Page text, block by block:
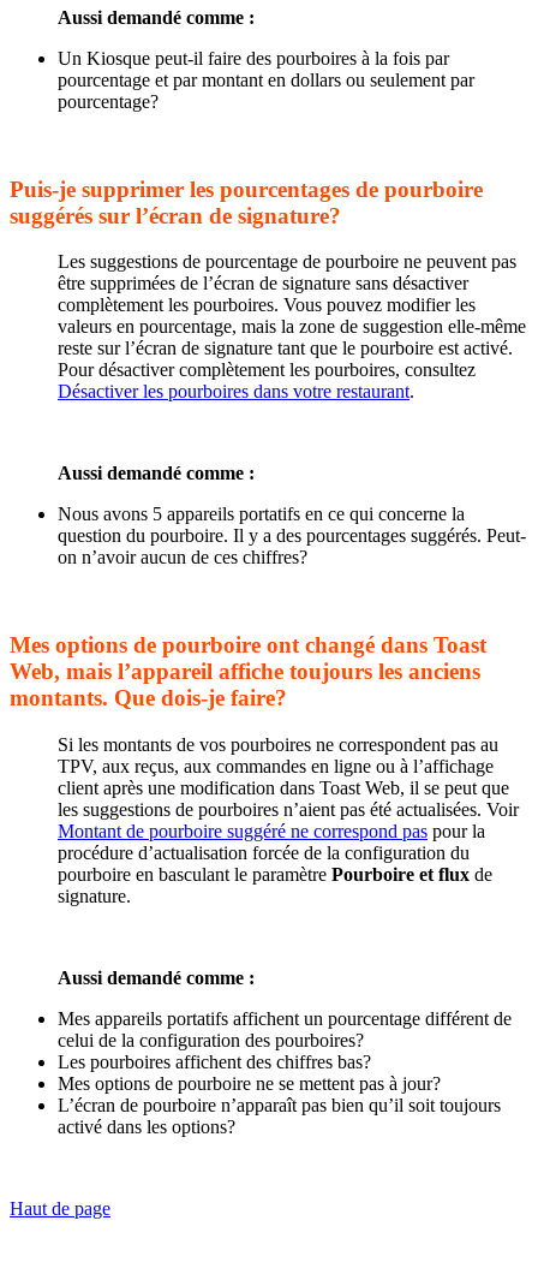
Aussi demandé comme :
Un Kiosque peut-il faire des pourboires à la fois par
pourcentage et par montant en dollars ou seulement par
pourcentage?
Puis-je supprimer les pourcentages de pourboire
suggérés sur l’écran de signature?
Les suggestions de pourcentage de pourboire ne peuvent pas
être supprimées de l’écran de signature sans désactiver
complètement les pourboires. Vous pouvez modifier les
valeurs en pourcentage, mais la zone de suggestion elle-même
reste sur l’écran de signature tant que le pourboire est activé.
Pour désactiver complètement les pourboires, consultez
Désactiver les pourboires dans votre restaurant.
Aussi demandé comme :
Nous avons 5 appareils portatifs en ce qui concerne la
question du pourboire. Il y a des pourcentages suggérés. Peut-
on n’avoir aucun de ces chiffres?
Mes options de pourboire ont changé dans Toast
Web, mais l’appareil affiche toujours les anciens
montants. Que dois-je faire?
Si les montants de vos pourboires ne correspondent pas au
TPV, aux reçus, aux commandes en ligne ou à l’affichage
client après une modification dans Toast Web, il se peut que
les suggestions de pourboires n’aient pas été actualisées. Voir
Montant de pourboire suggéré ne correspond pas pour la
procédure d’actualisation forcée de la configuration du
pourboire en basculant le paramètre Pourboire et flux de
signature.
Aussi demandé comme :
Mes appareils portatifs affichent un pourcentage différent de
celui de la configuration des pourboires?
Les pourboires affichent des chiffres bas?
Mes options de pourboire ne se mettent pas à jour?
L’écran de pourboire n’apparaît pas bien qu’il soit toujours
activé dans les options?
Haut de page